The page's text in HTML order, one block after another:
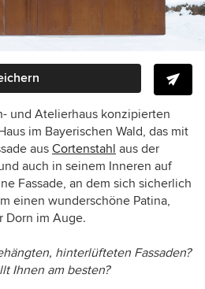
und Atelierhaus konzipierten
im Bayerischen Wald, das mit
aus Cortenstahl aus der
auch in seinem Inneren auf
Fassade, an dem sich sicherlich
einen wunderschöne Patina,
Dorn im Auge.
hinterlüfteten Fassaden?
Ihnen am besten?